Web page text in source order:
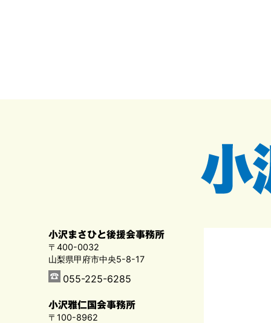
小沢まさひと後援会事務所
〒400-0032
山梨県甲府市中央5-8-17
055-225-6285
小沢雅仁国会事務所
〒100-8962